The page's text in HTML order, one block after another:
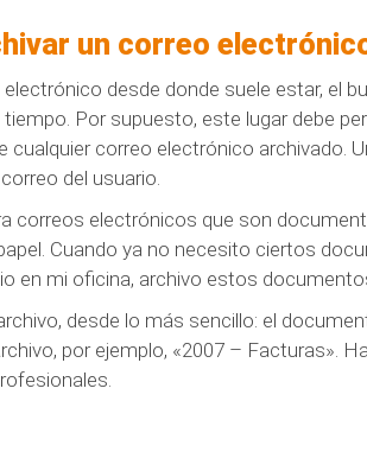
un correo
desde donde suele estar, el
Por supuesto, este lugar debe
cualquier correo electrónico archivado.
del usuario.
correos electrónicos que son
Cuando ya no necesito ciertos
en mi oficina, archivo estos
desde lo más sencillo: el
por ejemplo, «2007 – Facturas».